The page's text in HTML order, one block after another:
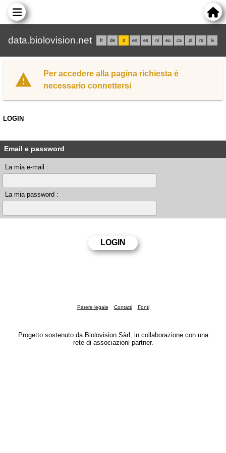
data.biolovision.net fr de it en es nl eu ca pl rs lv
Per accedere alla pagina richiesta è
necessario connettersi
LOGIN
Email e password
La mia e-mail :
La mia password :
Parere legale Contatti Fonti
Progetto sostenuto da Biolovision Sàrl, in collaborazione con una
rete di associazioni partner.